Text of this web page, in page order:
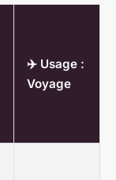
✈️ Usage :
Voyage